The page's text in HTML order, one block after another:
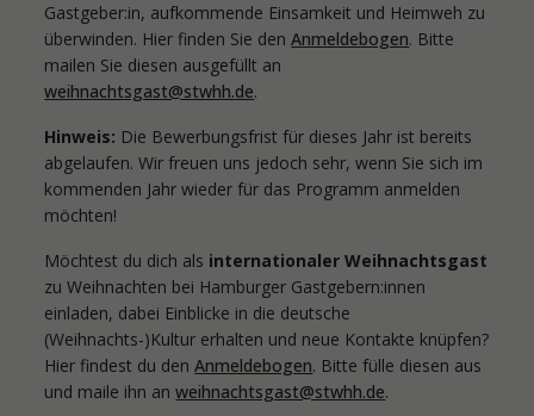
Gastgeber:in, aufkommende Einsamkeit und Heimweh zu
überwinden. Hier finden Sie denAnmeldebogen. Bitte
mailen Sie diesen ausgefüllt an
weihnachtsgast@stwhh.de.
Hinweis: Die Bewerbungsfrist für dieses Jahr ist bereits
abgelaufen. Wir freuen uns jedoch sehr, wenn Sie sich im
kommenden Jahr wieder für das Programm anmelden
möchten!
Möchtest du dich als internationaler Weihnachtsgast
zu Weihnachten bei Hamburger Gastgebern:innen
einladen, dabei Einblicke in die deutsche
(Weihnachts-)Kultur erhalten und neue Kontakte knüpfen?
Hier findest du denAnmeldebogen. Bitte fülle diesen aus
und maile ihn anweihnachtsgast@stwhh.de.